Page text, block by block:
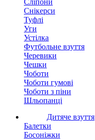
Сліпони
Снікерси
Туфлі
Уги
Устілка
Футбольне взуття
Черевики
Чешки
Чоботи
Чоботи гумові
Чоботи з піни
Шльопанці
Дитяче взуття
Балетки
Босоніжки